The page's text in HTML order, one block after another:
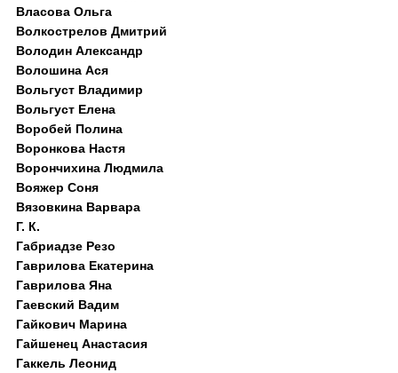
Власова Ольга
Волкострелов Дмитрий
Володин Александр
Волошина Ася
Вольгуст Владимир
Вольгуст Елена
Воробей Полина
Воронкова Настя
Ворончихина Людмила
Вояжер Соня
Вязовкина Варвара
Г. К.
Габриадзе Резо
Гаврилова Екатерина
Гаврилова Яна
Гаевский Вадим
Гайкович Марина
Гайшенец Анастасия
Гаккель Леонид